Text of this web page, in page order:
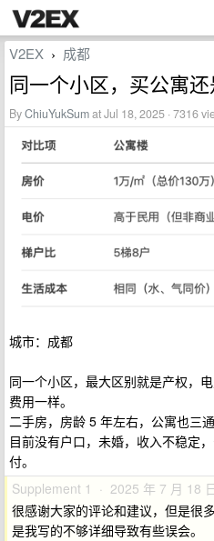
V2EX › 成都
同一个小区，买公寓还
ByChiuYukSumat Jul 18, 2025 · 7316
城市：成都
同一个小区，最大区别就是产权，
费用一样。
二手房，房龄 5 年左右，公寓也三
目前没有户口，未婚，收入不稳定
付。
Supplement 1 · 2025 年 7 月 18
很感谢大家的评论和建议，但是很
是我写的不够详细导致有些误会。